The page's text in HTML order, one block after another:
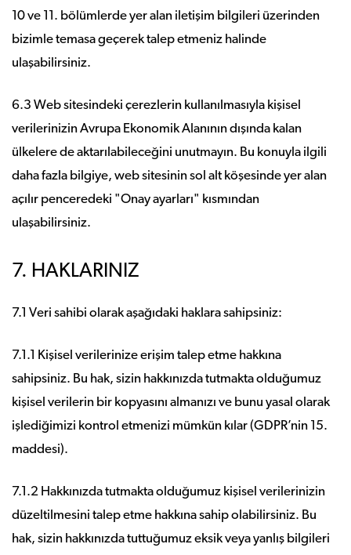
10 ve 11. bölümlerde yer alan iletişim bilgileri üzerinden
bizimle temasa geçerek talep etmeniz halinde
ulaşabilirsiniz.
6.3 Web sitesindeki çerezlerin kullanılmasıyla kişisel
verilerinizin Avrupa Ekonomik Alanının dışında kalan
ülkelere de aktarılabileceğini unutmayın. Bu konuyla ilgili
daha fazla bilgiye, web sitesinin sol alt köşesinde yer alan
açılır penceredeki "Onay ayarları" kısmından
ulaşabilirsiniz.
7. HAKLARINIZ
7.1 Veri sahibi olarak aşağıdaki haklara sahipsiniz:
7.1.1 Kişisel verilerinize erişim talep etme hakkına
sahipsiniz. Bu hak, sizin hakkınızda tutmakta olduğumuz
kişisel verilerin bir kopyasını almanızı ve bunu yasal olarak
işlediğimizi kontrol etmenizi mümkün kılar (GDPR’nin 15.
maddesi).
7.1.2 Hakkınızda tutmakta olduğumuz kişisel verilerinizin
düzeltilmesini talep etme hakkına sahip olabilirsiniz. Bu
hak, sizin hakkınızda tuttuğumuz eksik veya yanlış bilgileri